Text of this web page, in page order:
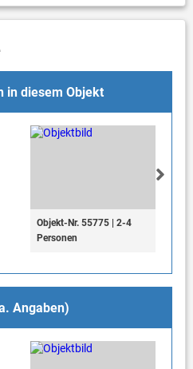
in diesem Objekt
Objekt-Nr. 55775 | 2-4
Personen
Angaben)